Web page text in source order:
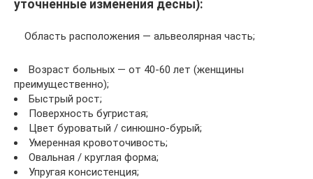
уточненные изменения десны):
Область расположения — альвеолярная часть;
Возраст больных — от 40-60 лет (женщины
преимущественно);
Быстрый рост;
Поверхность бугристая;
Цвет буроватый / синюшно-бурый;
Умеренная кровоточивость;
Овальная / круглая форма;
Упругая консистенция;